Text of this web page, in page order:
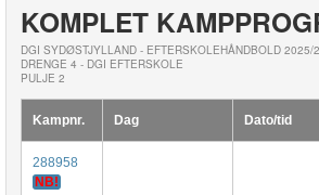
KOMPLET
DGI SYDØSTJYLLAND - EFTERSKOLEHÅNDBOLD 2025/
DRENGE 4 - DGI EFTERSKOLE
PULJE 2
Kampnr. Dag Dato/tid
288958
NB!